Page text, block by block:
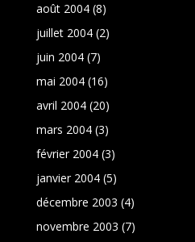
août 2004(8)
juillet 2004(2)
juin 2004(7)
mai 2004(16)
avril 2004(20)
mars 2004(3)
février 2004(3)
janvier 2004(5)
décembre 2003 (4)
novembre 2003 (7)